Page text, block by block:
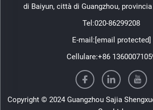
di Baiyun, città di Guangzhou,
Tel:020-86299208
E-mail:[email protected]
Cellulare:+86
Copyright © 2024 Guangzhou Sajia